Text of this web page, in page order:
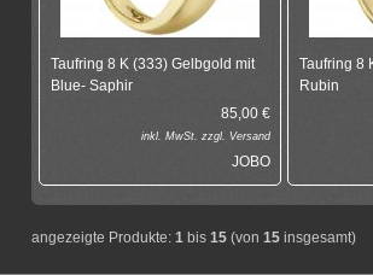
Taufring 8 K (333) Gelbgold mit
Blue- Saphir
85,00 €
inkl. MwSt. zzgl. Versand
JOBO
Taufring 8
Rubin
angezeigte Produkte: 1 bis 15 (von 15 insgesamt)